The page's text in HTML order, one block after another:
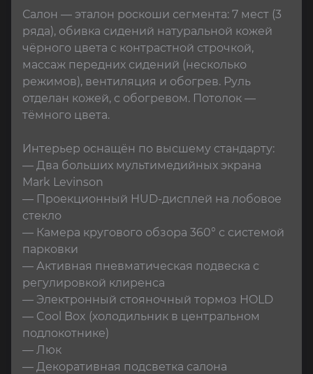
Салон — эталон роскоши сегмента: 7 мест (3
ряда), обивка сидений натуральной кожей
чёрного цвета с контрастной строчкой,
массаж передних сидений (несколько
режимов), вентиляция и обогрев. Руль
отделан кожей, с обогревом. Потолок —
тёмного цвета.
Интерьер оснащён по высшему стандарту:
— Два больших мультимедийных экрана
Mark Levinson
— Проекционный HUD-дисплей на лобовое
стекло
— Камера кругового обзора 360° с системой
парковки
— Активная пневматическая подвеска с
регулировкой клиренса
— Электронный стояночный тормоз HOLD
— Cool Box (холодильник в центральном
подлокотнике)
— Люк
— Декоративная подсветка салона